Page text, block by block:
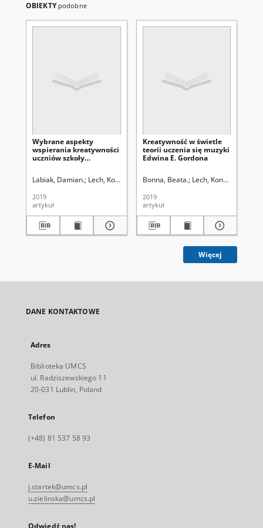
OBIEKTY podobne
Wybrane aspekty
wspierania kreatywności
uczniów szkoły
nauczycieli)
Labiak, Damian. Lech, Konstanty (1899-1973). Red. Marczuk,
2019
artykuł
Kreatywność w świetle
teorii uczenia się muzyki
Edwina E. Gordona
Bonna, Beata. Lech, Konstanty
2019
artykuł
Więcej
DANE KONTAKTOWE
Adres
Biblioteka UMCS
ul. Radziszewskiego 11
20-031 Lublin, Poland
Telefon
(+48) 81 537 58 93
E-Mail
j.startek@umcs.pl
u.zielinska@umcs.pl
Odwiedź nas!